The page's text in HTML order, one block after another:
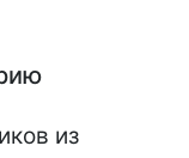
из